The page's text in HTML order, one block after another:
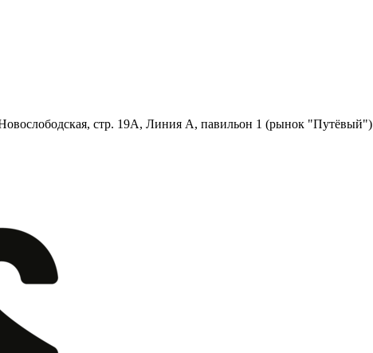
стр. 19А, Линия А, павильон 1 (рынок "Путёвый")